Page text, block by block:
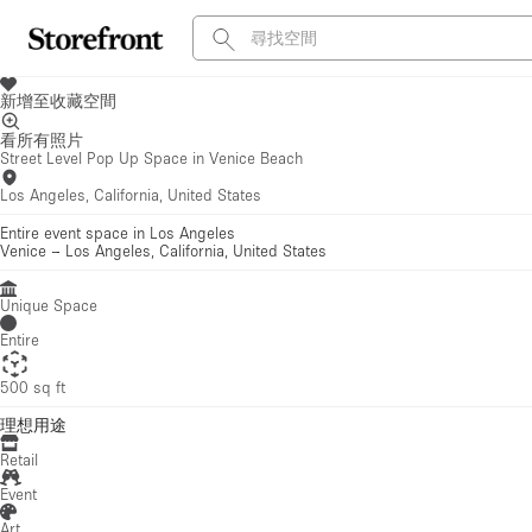
新增至收藏空間
看所有照片
Street Level Pop Up Space in Venice Beach
Los Angeles, California, United States
Entire event space in Los Angeles
Venice – Los Angeles, California, United States
Unique Space
Entire
500 sq ft
理想用途
Retail
Event